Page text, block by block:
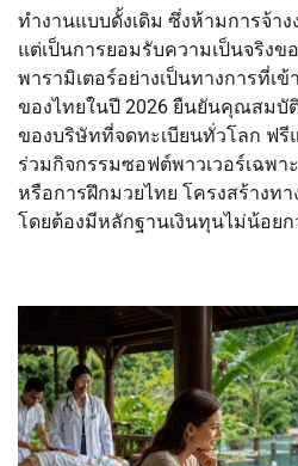
ทำงานแบบดั้งเดิม ซึ่งห้ามการจ้า
แต่เป็นการยอมรับความเป็นจริงข
พารามิเตอร์อย่างเป็นทางการที่เ
ของไทยในปี 2026 ยืนยันคุณสมบั
ของบริษัทที่จดทะเบียนทั่วโลก ฟรี
ร่วมกิจกรรมซอฟต์พาวเวอร์เฉพา
หรือการฝึกมวยไทย โครงสร้างท
โดยต้องมีหลักฐานเงินทุนไม่น้อยก